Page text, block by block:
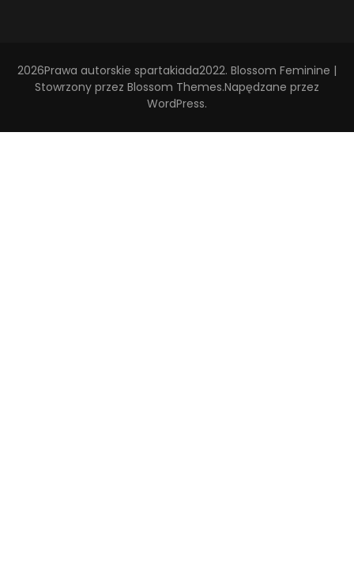
2026Prawa autorskie spartakiada2022. Blossom Feminine |
Stowrzony przez Blossom Themes.Napędzane przez
WordPress.